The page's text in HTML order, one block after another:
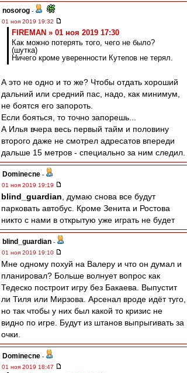
nosorog -
01 ноя 2019 19:32
FIREMAN » 01 ноя 2019 17:30
Как можно потерять того, чего не было?
(шутка)
Ничего кроме уверенности Кутепов не терял.
А это не одно и то же? Чтобы отдать хороший
дальний или средний пас, надо, как минимум,
не боятся его запороть.
Если бояться, то точно запорешь...
А Илья вчера весь первый тайм и половину
второго даже не смотрел адресатов впереди
дальше 15 метров - специально за ним следил.
Dominecne -
01 ноя 2019 19:19
blind_guardian , думаю снова все будут
парковать автобус. Кроме Зенита и Ростова
никто с нами в открытую уже играть не будет
blind_guardian -
01 ноя 2019 19:10
Мне одному похуй на Валеру и что он думал и
планировал? Больше волнует вопрос как
Тедеско построит игру без Бакаева. Выпустит
ли Тиля или Мирзова. Арсенал вроде идёт туго,
но так чтобы у них был какой то кризис не
видно по игре. Будут из штанов выпрыгивать за
очки.
Dominecne -
01 ноя 2019 18:47